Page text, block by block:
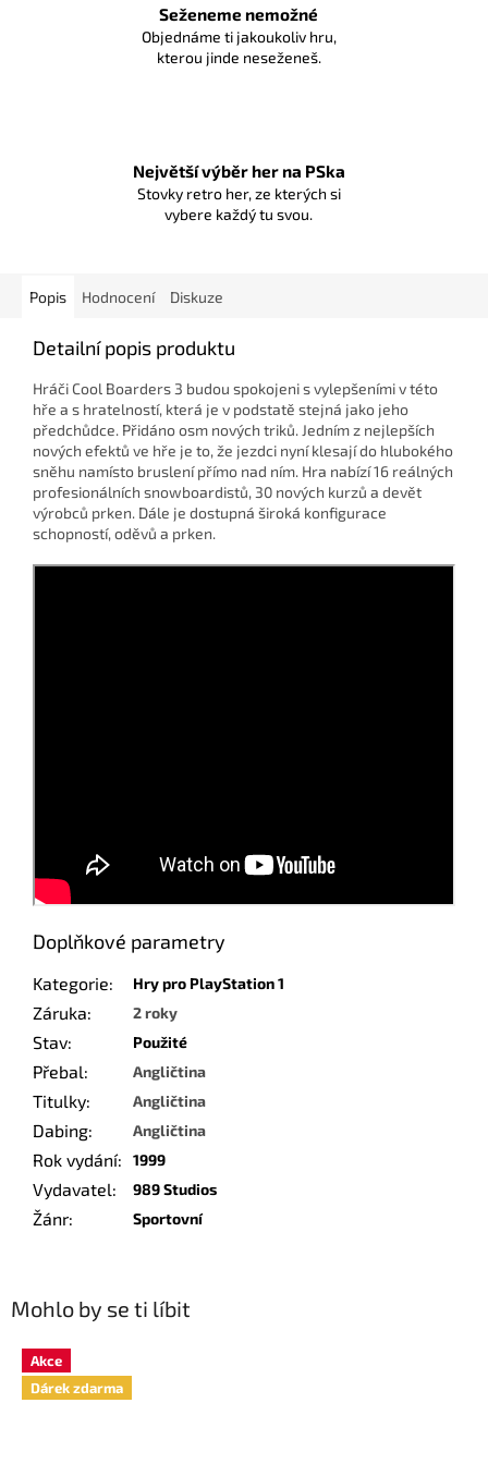
Seženeme nemožné
Objednáme ti jakoukoliv hru,
kterou jinde neseženeš.
Největší výběr her na PSka
Stovky retro her, ze kterých si
vybere každý tu svou.
Mohlo by se ti líbit
Akce
Dárek zdarma
Popis Hodnocení Diskuze
Detailní popis produktu
Hráči Cool Boarders 3 budou spokojeni s vylepšeními v této
hře a s hratelností, která je v podstatě stejná jako jeho
předchůdce. Přidáno osm nových triků. Jedním z nejlepších
nových efektů ve hře je to, že jezdci nyní klesají do hlubokého
sněhu namísto bruslení přímo nad ním. Hra nabízí 16 reálných
profesionálních snowboardistů, 30 nových kurzů a devět
výrobců prken. Dále je dostupná široká konfigurace
schopností, oděvů a prken.
Doplňkové parametry
Kategorie: Hry pro PlayStation 1
Záruka: 2 roky
Stav: Použité
Přebal: Angličtina
Titulky: Angličtina
Dabing: Angličtina
Rok vydání: 1999
Vydavatel: 989 Studios
Žánr: Sportovní